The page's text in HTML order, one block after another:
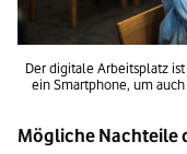
Der digitale Arbeitsplatz
ein Smartphone, um
Mögliche Nachteile